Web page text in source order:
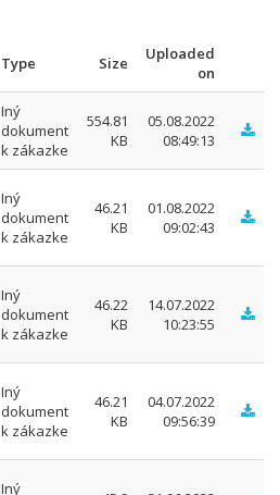
Type Size
Uploaded
on
Iný
dokument
k zákazke
554.81
KB
05.08.2022
08:49:13
Iný
dokument
k zákazke
46.21
KB
01.08.2022
09:02:43
Iný
dokument
k zákazke
46.22
KB
14.07.2022
10:23:55
Iný
dokument
k zákazke
46.21
KB
04.07.2022
09:56:39
Iný